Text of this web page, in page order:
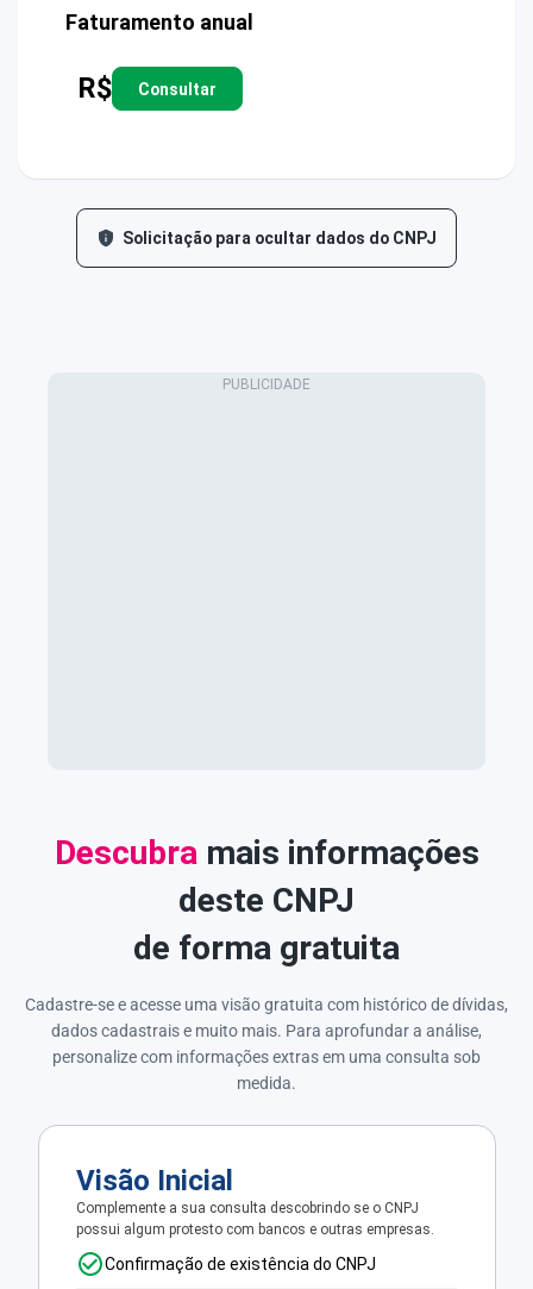
Faturamento anual
R$ Consultar
Solicitação para ocultar dados do CNPJ
Descubramais informações
deste CNPJ
de forma gratuita
Cadastre-se e acesse uma visão gratuita com histórico de dívidas,
dados cadastrais e muito mais. Para aprofundar a análise,
personalize com informações extras em uma consulta sob
medida.
Visão Inicial
Complemente a sua consulta descobrindo se o CNPJ
possui algum protesto com bancos e outras empresas.
Confirmação de existência do CNPJ